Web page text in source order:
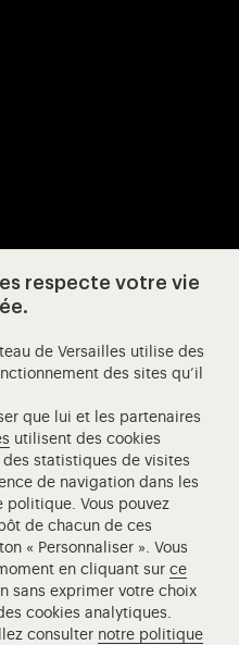
dans un nouvel
dans un nouvel
Instagram (ouverture
Visitez notre YouTube
Visitez notre
de Versailles
Européenne
domaine de Versailles
respecte votre vie
de Versailles utilise des
des sites qu’il
que lui et les partenaires
utilisent des cookies
statistiques de visites
de navigation dans les
Vous pouvez
de chacun de ces
« Personnaliser ». Vous
en cliquant surce
sans exprimer votre choix
cookies analytiques.
consulter notre politique